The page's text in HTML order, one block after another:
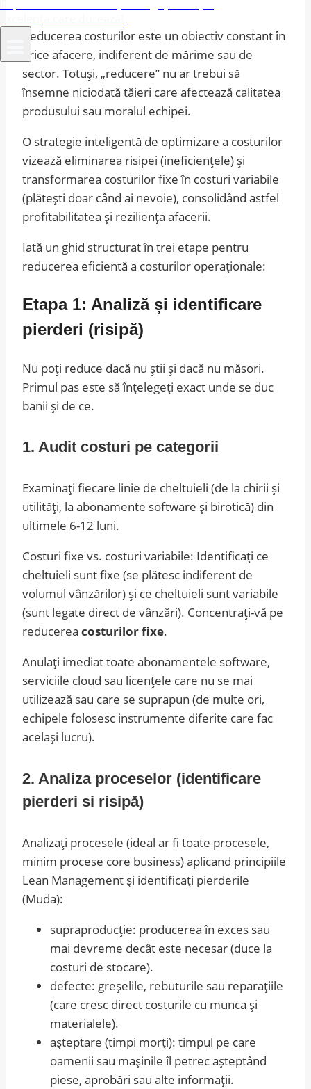
Reducerea costurilor este un obiectiv constant în
orice afacere, indiferent de mărime sau de
sector. Totuși, „reducere” nu ar trebui să
însemne niciodată tăieri care afectează calitatea
produsului sau moralul echipei.
O strategie inteligentă de optimizare a costurilor
vizează eliminarea risipei (ineficiențele) și
transformarea costurilor fixe în costuri variabile
(plătești doar când ai nevoie), consolidând astfel
profitabilitatea și reziliența afacerii.
Iată un ghid structurat în trei etape pentru
reducerea eficientă a costurilor operaționale:
Etapa 1: Analiză și identificare
pierderi (risipă)
Nu poți reduce dacă nu știi și dacă nu măsori.
Primul pas este să înțelegeți exact unde se duc
banii și de ce.
1. Audit costuri pe categorii
Examinați fiecare linie de cheltuieli (de la chirii și
utilități, la abonamente software și birotică) din
ultimele 6-12 luni.
Costuri fixe vs. costuri variabile: Identificați ce
cheltuieli sunt fixe (se plătesc indiferent de
volumul vânzărilor) și ce cheltuieli sunt variabile
(sunt legate direct de vânzări). Concentrați-vă pe
reducerea costurilor fixe.
Anulați imediat toate abonamentele software,
serviciile cloud sau licențele care nu se mai
utilizează sau care se suprapun (de multe ori,
echipele folosesc instrumente diferite care fac
același lucru).
2. Analiza proceselor (identificare
pierderi si risipă)
Analizați procesele (ideal ar fi toate procesele,
minim procese core business) aplicand principiile
Lean Management și identificați pierderile
(Muda):
supraproducție: producerea în exces sau
mai devreme decât este necesar (duce la
costuri de stocare).
defecte: greșelile, rebuturile sau reparațiile
(care cresc direct costurile cu munca și
materialele).
așteptare (timpi morți): timpul pe care
oamenii sau mașinile îl petrec așteptând
piese, aprobări sau alte informații.